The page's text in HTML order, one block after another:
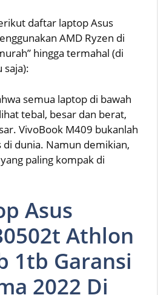
daftar laptop Asus
AMD Ryzen di
hingga termahal (di
saja):
semua laptop di bawah
tebal, besar dan berat,
VivoBook M409 bukanlah
di dunia. Namun demikian,
paling kompak di
Asus
Athlon
1tb Garansi
2022 Di